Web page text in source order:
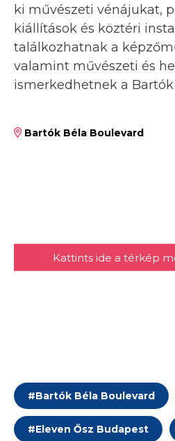
ki művészeti vénájukat,
kiállítások és köztéri
találkozhatnak a
valamint művészeti és
ismerkedhetnek a
Bartók Béla Boulevard
Kattints ide a térkép
#Bartók Béla Boulevard
#Eleven Ősz Budapest